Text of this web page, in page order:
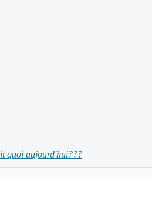
quoi aujourd'hui???